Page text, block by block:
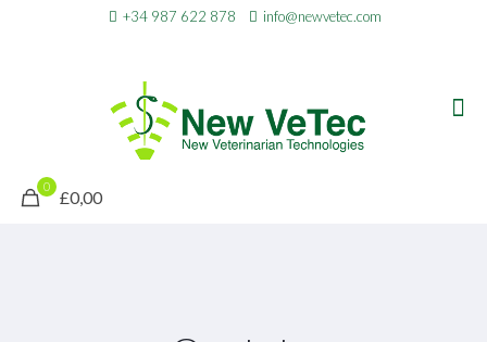
+34 987 622 878 info@newvetec.com
0
£0,00